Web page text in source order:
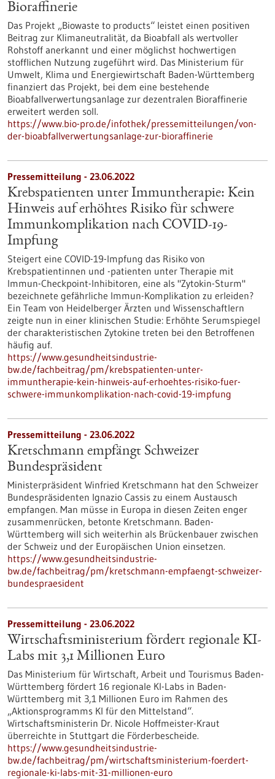
Bioraffinerie
Das Projekt „Biowaste to products“ leistet einen positiven
Beitrag zur Klimaneutralität, da Bioabfall als wertvoller
Rohstoff anerkannt und einer möglichst hochwertigen
stofflichen Nutzung zugeführt wird. Das Ministerium für
Umwelt, Klima und Energiewirtschaft Baden-Württemberg
finanziert das Projekt, bei dem eine bestehende
Bioabfallverwertungsanlage zur dezentralen Bioraffinerie
erweitert werden soll.
https://www.bio-pro.de/infothek/pressemitteilungen/von-
der-bioabfallverwertungsanlage-zur-bioraffinerie
Pressemitteilung - 23.06.2022
Krebspatienten unter Immuntherapie: Kein
Hinweis auf erhöhtes Risiko für schwere
Immunkomplikation nach COVID-19-
Impfung
Steigert eine COVID-19-Impfung das Risiko von
Krebspatientinnen und -patienten unter Therapie mit
Immun-Checkpoint-Inhibitoren, eine als "Zytokin-Sturm"
bezeichnete gefährliche Immun-Komplikation zu erleiden?
Ein Team von Heidelberger Ärzten und Wissenschaftlern
zeigte nun in einer klinischen Studie: Erhöhte Serumspiegel
der charakteristischen Zytokine treten bei den Betroffenen
häufig auf.
https://www.gesundheitsindustrie-
bw.de/fachbeitrag/pm/krebspatienten-unter-
immuntherapie-kein-hinweis-auf-erhoehtes-risiko-fuer-
schwere-immunkomplikation-nach-covid-19-impfung
Pressemitteilung - 23.06.2022
Kretschmann empfängt Schweizer
Bundespräsident
Ministerpräsident Winfried Kretschmann hat den Schweizer
Bundespräsidenten Ignazio Cassis zu einem Austausch
empfangen. Man müsse in Europa in diesen Zeiten enger
zusammenrücken, betonte Kretschmann. Baden-
Württemberg will sich weiterhin als Brückenbauer zwischen
der Schweiz und der Europäischen Union einsetzen.
https://www.gesundheitsindustrie-
bw.de/fachbeitrag/pm/kretschmann-empfaengt-schweizer-
bundespraesident
Pressemitteilung - 23.06.2022
Wirtschaftsministerium fördert regionale KI-
Labs mit 3,1 Millionen Euro
Das Ministerium für Wirtschaft, Arbeit und Tourismus Baden-
Württemberg fördert 16 regionale KI-Labs in Baden-
Württemberg mit 3,1 Millionen Euro im Rahmen des
„Aktionsprogramms KI für den Mittelstand“.
Wirtschaftsministerin Dr. Nicole Hoffmeister-Kraut
überreichte in Stuttgart die Förderbescheide.
https://www.gesundheitsindustrie-
bw.de/fachbeitrag/pm/wirtschaftsministerium-foerdert-
regionale-ki-labs-mit-31-millionen-euro